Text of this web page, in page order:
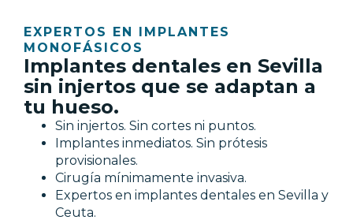
EXPERTOS EN IMPLANTES
MONOFÁSICOS
Implantes dentales en Sevilla
sin injertos que se adaptan a
tu hueso.
Sin injertos. Sin cortes ni puntos.
Implantes inmediatos. Sin prótesis
provisionales.
Cirugía mínimamente invasiva.
Expertos en implantes dentales en Sevilla y
Ceuta.